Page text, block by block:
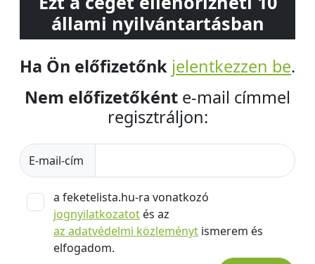
állami nyilvántartásban
Ha Ön előfizetőnk jelentkezzen be.
Nem előfizetőként e-mail címmel
regisztráljon:
E-mail-cím
a feketelista.hu-ra vonatkozó
jognyilatkozatot és az
az adatvédelmi közleményt ismerem és
elfogadom.